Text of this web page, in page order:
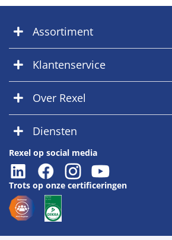
Assortiment
Klantenservice
Over Rexel
Diensten
Rexel op social media
Trots op onze certificeringen